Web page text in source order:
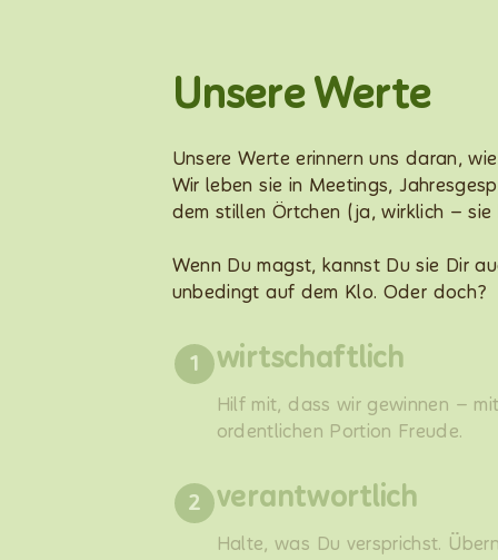
Unsere Werte
Unsere Werte erinnern uns daran,
Wir leben sie in Meetings,
dem stillen Örtchen (ja, wirklich – sie
Wenn Du magst, kannst Du sie Dir
unbedingt auf dem Klo. Oder doch?
1 wirtschaftlich
Hilf mit, dass wir gewinnen –
ordentlichen Portion Freude.
2 verantwortlich
Halte, was Du versprichst.